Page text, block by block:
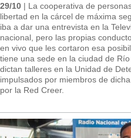
29/10 | La cooperativa de
libertad en la cárcel de máxima
iba a dar una entrevista en la
nacional, pero las propias
en vivo que les cortaron esa
tiene una sede en la ciudad de
dictan talleres en la Unidad de
impulsados por miembros de
por la Red Creer.